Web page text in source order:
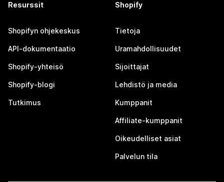
Resurssit
Shopifyn ohjekeskus
API-dokumentaatio
Shopify-yhteisö
Shopify-blogi
Tutkimus
Shopify
Tietoja
Uramahdollisuudet
Sijoittajat
Lehdistö ja media
Kumppanit
Affiliate-kumppanit
Oikeudelliset asiat
Palvelun tila